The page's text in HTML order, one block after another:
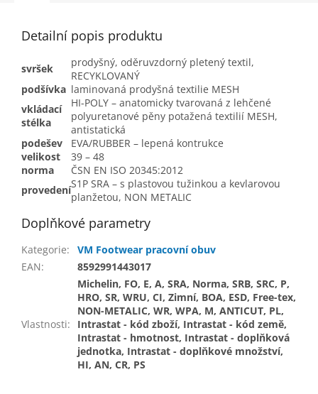
Detailní popis produktu
svršek
prodyšný, oděruvzdorný pletený textil,
RECYKLOVANÝ
podšívka laminovaná prodyšná textilie MESH
vkládací
stélka
HI-POLY – anatomicky tvarovaná z lehčené
polyuretanové pěny potažená textilií MESH,
antistatická
podešev
EVA/RUBBER – lepená kontrukce
velikost
39 – 48
norma
ČSN EN ISO 20345:2012
provedeníS1P SRA – s plastovou tužinkou a kevlarovou
planžetou, NON METALIC
Doplňkové parametry
Kategorie:
VM Footwear pracovní obuv
EAN: 8592991443017
Vlastnosti:
Michelin, FO, E, A, SRA, Norma, SRB, SRC, P,
HRO, SR, WRU, CI, Zimní, BOA, ESD, Free-tex,
NON-METALIC, WR, WPA, M, ANTICUT, PL,
Intrastat - kód zboží, Intrastat - kód země,
Intrastat - hmotnost, Intrastat - doplňková
jednotka, Intrastat - doplňkové množství,
HI, AN, CR, PS